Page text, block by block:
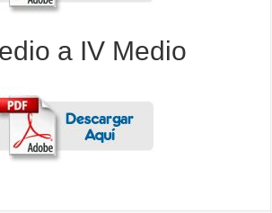
a IV Medio